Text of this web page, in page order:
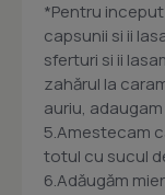
*Pentru
capsunii si ii
sferturi si ii
zahărul la
auriu,
5.Amestecam
totul cu sucul
6.Adăugăm